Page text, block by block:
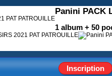
Inscription
Panini PACK
1 album + 50